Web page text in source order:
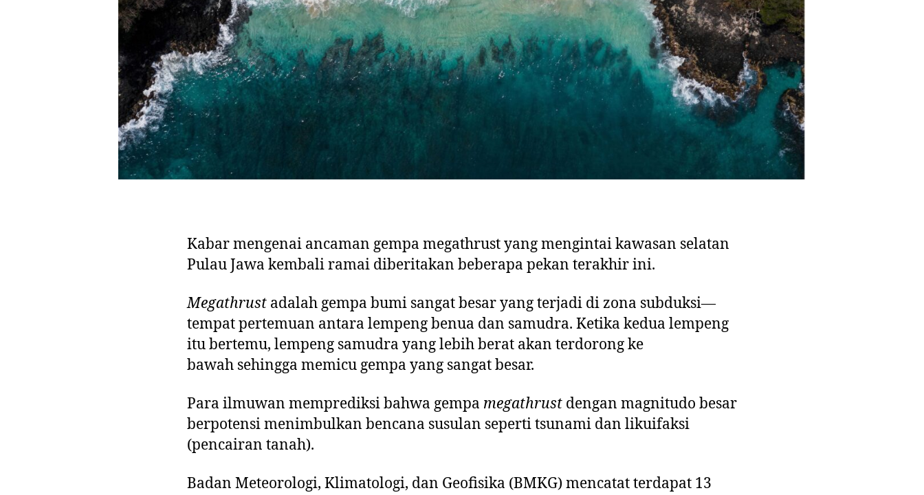
Kabar mengenai ancaman gempa megathrust yang mengintai kawasan selatan
Pulau Jawa kembali ramai diberitakan beberapa pekan terakhir ini.
Megathrust adalah gempa bumi sangat besar yang terjadi di zona subduksi—
tempat pertemuan antara lempeng benua dan samudra. Ketika kedua lempeng
itu bertemu, lempeng samudra yang lebih berat akan terdorong ke
bawah sehingga memicu gempa yang sangat besar.
Para ilmuwan memprediksi bahwa gempa megathrust dengan magnitudo besar
berpotensi menimbulkan bencana susulan seperti tsunami dan likuifaksi
(pencairan tanah).
Badan Meteorologi, Klimatologi, dan Geofisika (BMKG) mencatat terdapat 13